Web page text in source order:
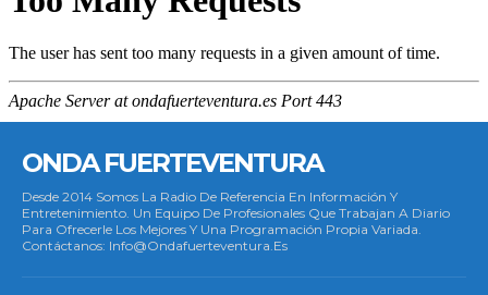
ONDA FUERTEVENTURA
Desde 2014 Somos La Radio De Referencia En Información Y
Entretenimiento. Un Equipo De Profesionales Que Trabajan A Diario
Para Ofrecerle Los Mejores Y Una Programación Propia Variada.
Contáctanos: Info@ondafuerteventura.es